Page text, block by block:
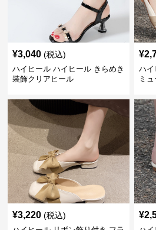
¥3,040 (税込)
ハイヒール ハイヒール きらめき
装飾クリアヒール
¥
ハイ
ミ
¥3,220 (税込) ¥